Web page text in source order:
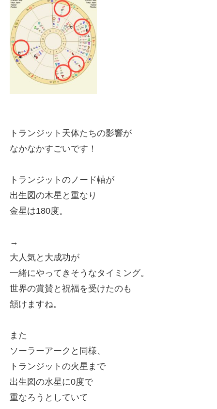
トランジット天体たちの影響が
なかなかすごいです！
トランジットの ノード軸が
出生図の木星と重なり
金星は180度。
→
大人気と大成功が
一緒にやってきそうなタイミング。
世界の賞賛と祝福を受けたのも
頷けますね。
また
ソーラーアークと同様、
トランジットの火星まで
出生図の水星に0度で
重なろうとしていて